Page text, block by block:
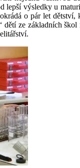
lepší výsledky u
o pár let
ze základních